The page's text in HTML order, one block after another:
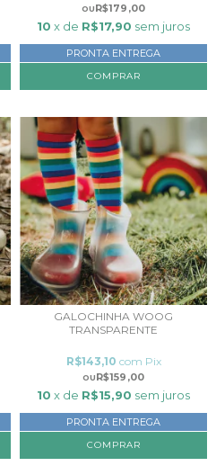
R$179,00
10 x de R$17,90 sem juros
PRONTA ENTREGA
COMPRAR
GALOCHINHA WOOG
TRANSPARENTE
R$159,00
R$143,10 com Pix
10 x de R$15,90 sem juros
PRONTA ENTREGA
COMPRAR